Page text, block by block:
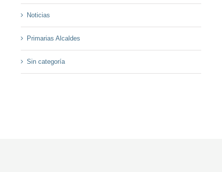
Noticias
Primarias Alcaldes
Sin categoría